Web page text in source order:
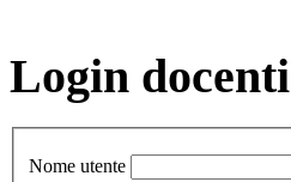
Login docenti
Nome utente